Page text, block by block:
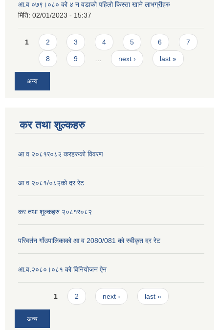
आ.व ०७९।०८० को ४ न‌‍ वडाको पहिलो किस्ता खाने लाभग्रीहरु
मिति: 02/01/2023 - 15:37
Pages
1 2 3 4 5 6 7
8 9 next › last »
अन्य
कर तथा शुल्कहरु
आ व २०८१र०८२ करहरुको विवरण
आ व २०८१/०८२को दर रेट
कर तथा शुल्कहरु २०८१र०८२
परिवर्तन गाँउपालिकाको आ व 2080/081 को स्वीकृत दर रेट
आ.व.२०८०।०८१ को विनियोजन ऐन
Pages1 2 next › last »
अन्य